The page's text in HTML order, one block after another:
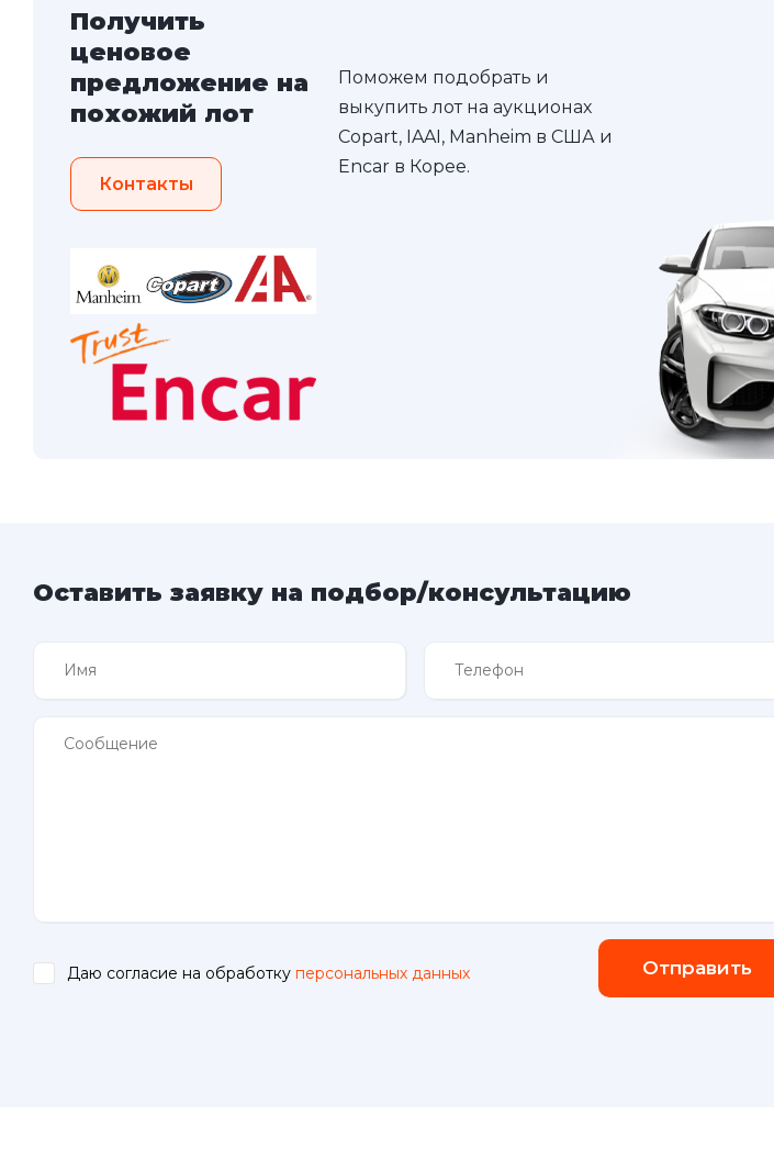
Получить
ценовое
предложение на
похожий лот
Контакты
Поможем подобрать и
выкупить лот на аукционах
Copart, IAAI, Manheim в США и
Encar в Корее.
Оставить заявку на подбор/консультацию
Даю согласие на обработку персональных данных Отправить